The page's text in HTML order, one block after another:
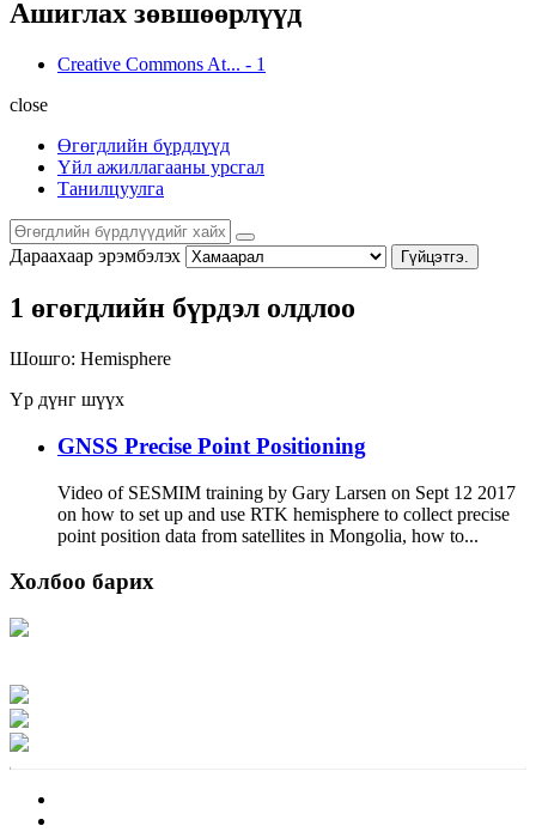
Ашиглах зөвшөөрлүүд
Creative Commons At... - 1
close
Өгөгдлийн бүрдлүүд
Үйл ажиллагааны урсгал
Танилцуулга
Дараахаар эрэмбэлэх Гүйцэтгэ.
1 өгөгдлийн бүрдэл олдлоо
Шошго: Hemisphere
Үр дүнг шүүх
GNSS Precise Point Positioning
Video of SESMIM training by Gary Larsen on Sept 12 2017
on how to set up and use RTK hemisphere to collect precise
point position data from satellites in Mongolia, how to...
Холбоо барих